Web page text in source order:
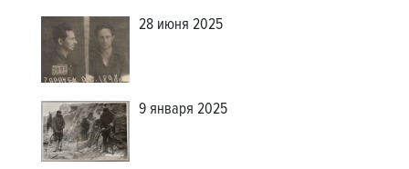
28 июня 2025
9 января 2025